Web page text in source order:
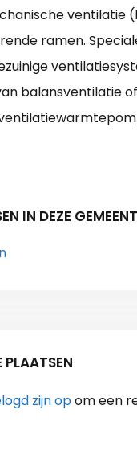
ventilatie
ramen.
balansventilatie of
IN DEZE
PLAATSEN
zijn opom een